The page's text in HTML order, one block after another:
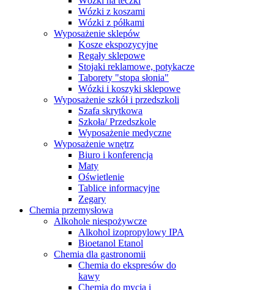
Wózki z koszami
Wózki z półkami
Wyposażenie sklepów
Kosze ekspozycyjne
Regały sklepowe
Stojaki reklamowe, potykacze
Taborety "stopa słonia"
Wózki i koszyki sklepowe
Wyposażenie szkół i przedszkoli
Szafa skrytkowa
Szkoła/ Przedszkole
Wyposażenie medyczne
Wyposażenie wnętrz
Biuro i konferencja
Maty
Oświetlenie
Tablice informacyjne
Zegary
Chemia przemysłowa
Alkohole niespożywcze
Alkohol izopropylowy IPA
Bioetanol Etanol
Chemia dla gastronomii
Chemia do ekspresów do
kawy
Chemia do mycia i